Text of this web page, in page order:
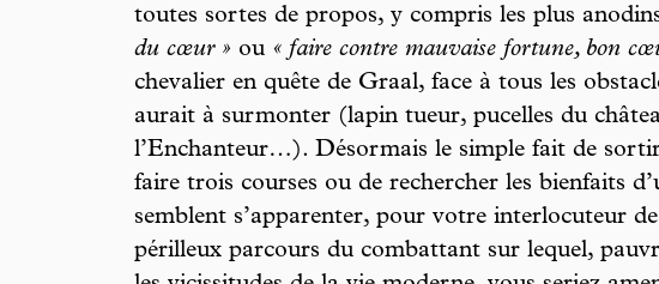
toutes sortes de propos, y compris les plus
du cœur » ou « faire contre mauvaise fortune, bon
chevalier en quête de Graal, face à tous les
aurait à surmonter (lapin tueur, pucelles du
l’Enchanteur…). Désormais le simple fait de sortir
faire trois courses ou de rechercher les bienfaits
semblent s’apparenter, pour votre interlocuteur
périlleux parcours du combattant sur lequel,